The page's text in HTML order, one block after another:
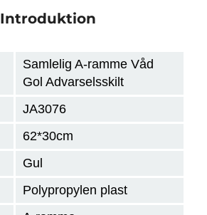
Introduktion
Samlelig A-ramme Våd
Gol Advarselsskilt
JA3076
62*30cm
Gul
Polypropylen plast